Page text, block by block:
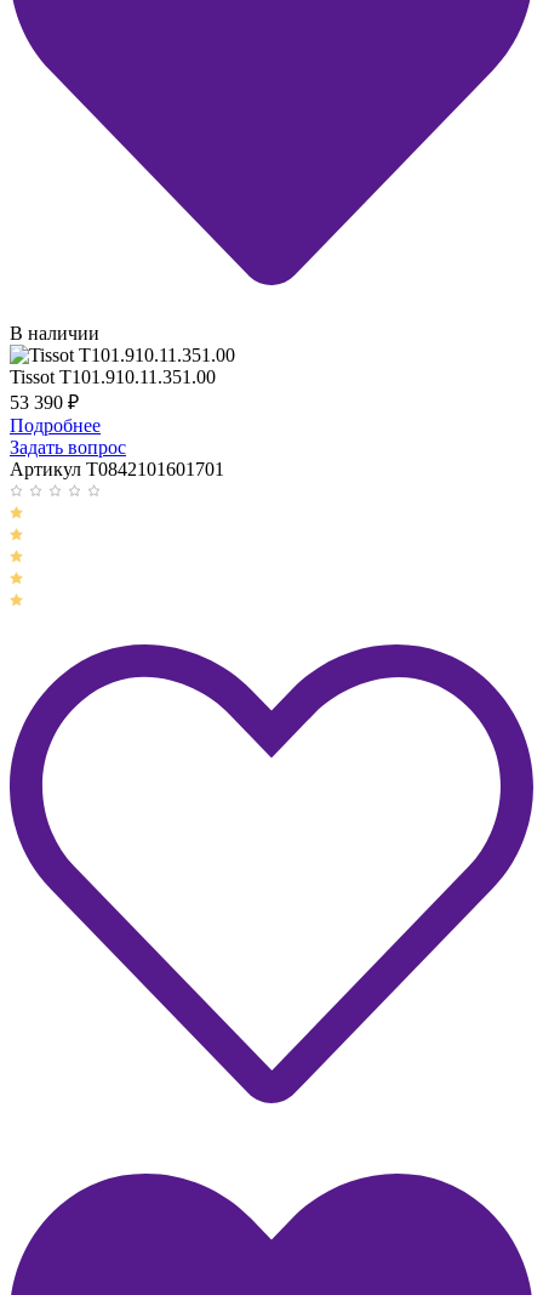
В наличии
Tissot T101.910.11.351.00
53 390 ₽
Подробнее
Задать вопрос
Артикул T0842101601701